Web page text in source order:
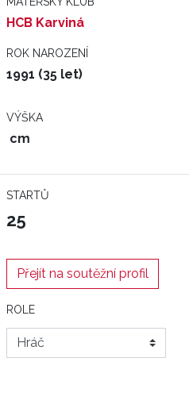
HCB Karviná
ROK NAROZENÍ
1991 (35 let)
VÝŠKA
cm
STARTŮ
25
Přejít na soutěžní profil
ROLE